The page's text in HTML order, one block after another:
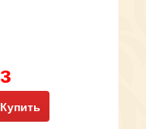
Купить